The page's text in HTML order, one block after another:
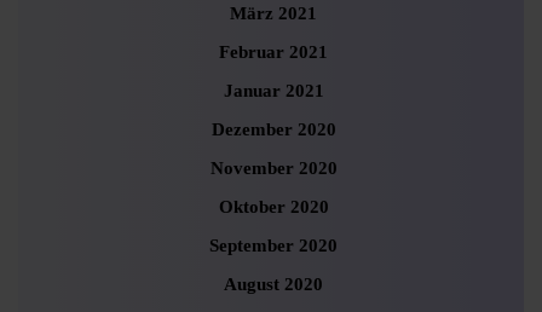
März 2021
Februar 2021
Januar 2021
Dezember 2020
November 2020
Oktober 2020
September 2020
August 2020